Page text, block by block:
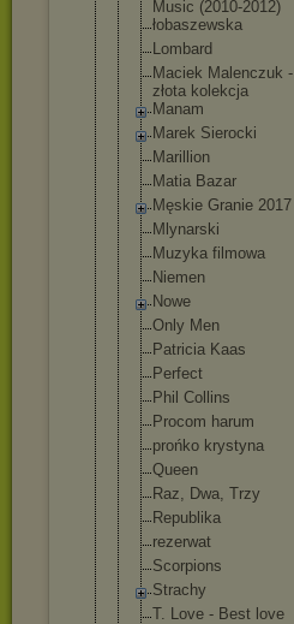
Music (2010-2012)
łobaszewska
Lombard
Maciek Malenczuk -
złota kolekcja
Manam
Marek Sierocki
Marillion
Matia Bazar
Męskie Granie 2017
Mlynarski
Muzyka filmowa
Niemen
Nowe
Only Men
Patricia Kaas
Perfect
Phil Collins
Procom harum
prońko krystyna
Queen
Raz, Dwa, Trzy
Republika
rezerwat
Scorpions
Strachy
T. Love - Best love